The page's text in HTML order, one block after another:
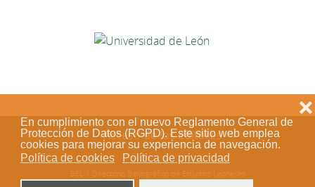
En cumplimiento con el nuevo Reglamento General de
Protección de Datos (RGPD). Este sitio web emplea
cookies para mejorar su experiencia de navegación.
Política de cookies
Política de privacidad
❌
Acceso de los editores